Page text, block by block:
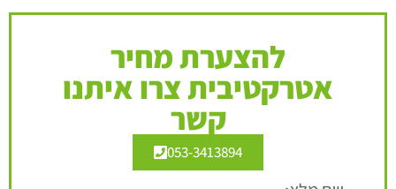
להצערת מחיר
אטרקטיבית צרו איתנו
קשר
053-3413894